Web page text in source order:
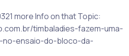
more Info on that Topic:
timbaladies-fazem-uma-
ensaio-do-bloco-da-